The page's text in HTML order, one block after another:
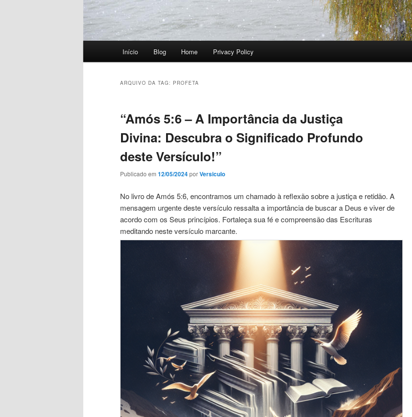
Início Blog Home Privacy Policy
ARQUIVO DA TAG: PROFETA
“Amós 5:6 – A Importância da Justiça
Divina: Descubra o Significado Profundo
deste Versículo!”
Publicado em 12/05/2024porVersiculo
No livro de Amós 5:6, encontramos um chamado à reflexão sobre a justiça e retidão. A
mensagem urgente deste versículo ressalta a importância de buscar a Deus e viver de
acordo com os Seus princípios. Fortaleça sua fé e compreensão das Escrituras
meditando neste versículo marcante.